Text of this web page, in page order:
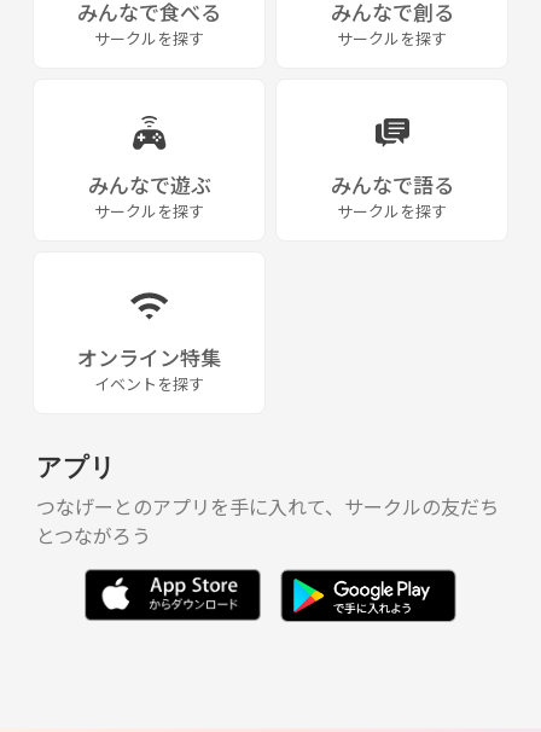
２０２２年２月からスタート
中心４人＋登録者３人
「企画バックアップ」りんかい教室
みんなで食べる
サークルを探す
みんなで創る
サークルを探す
みんなで遊ぶ
サークルを探す
みんなで語る
サークルを探す
オンライン特集
イベントを探す
アプリ
つなげーとのアプリを手に入れて、サークルの友だち
とつながろう